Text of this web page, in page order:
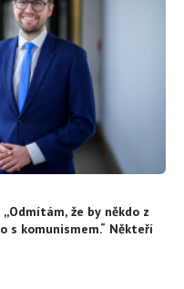
že by někdo z
s komunismem.“ Někteří